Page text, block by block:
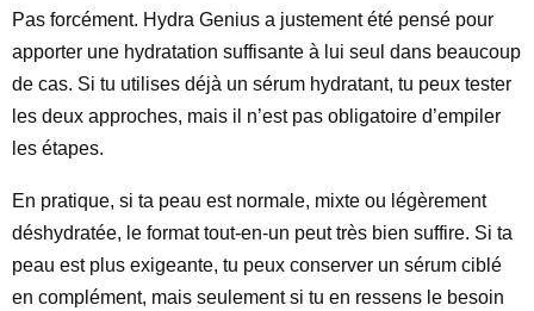
Pas forcément. Hydra Genius a justement été pensé pour
apporter une hydratation suffisante à lui seul dans beaucoup
de cas. Si tu utilises déjà un sérum hydratant, tu peux tester
les deux approches, mais il n’est pas obligatoire d’empiler
les étapes.
En pratique, si ta peau est normale, mixte ou légèrement
déshydratée, le format tout-en-un peut très bien suffire. Si ta
peau est plus exigeante, tu peux conserver un sérum ciblé
en complément, mais seulement si tu en ressens le besoin